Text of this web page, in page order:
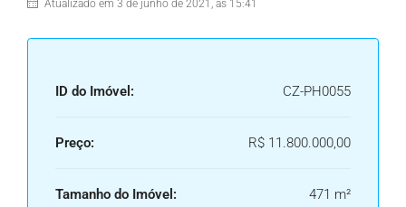
Atualizado em 3 de junho de 2021, às 15:41
ID do Imóvel: CZ-PH0055
Preço: R$ 11.800.000,00
Tamanho do Imóvel: 471 m²